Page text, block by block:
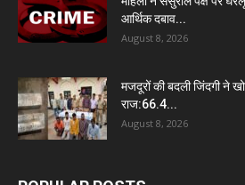
आर्थिक दबाव...
August 8, 2026
मजदूरों की बदली जिंदगी ने
राज:66.4...
August 8, 2026